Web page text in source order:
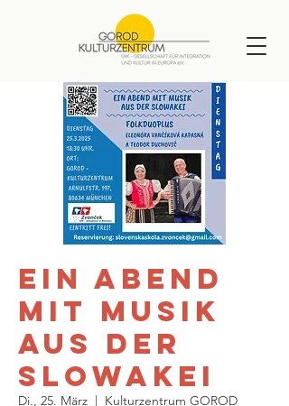
EIN ABEND
MIT MUSIK
AUS DER
SLOWAKEI
Di., 25. März
  |
Kulturzentrum GOROD